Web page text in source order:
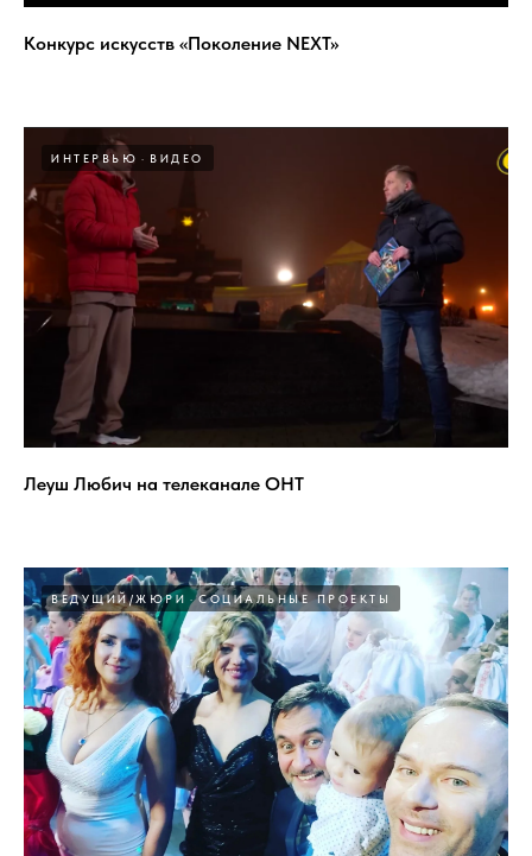
Конкурс искусств «Поколение NEXT»
ИНТЕРВЬЮ ВИДЕО
Леуш Любич на телеканале ОНТ
ВЕДУЩИЙ/ЖЮРИ СОЦИАЛЬНЫЕ ПРОЕКТЫ